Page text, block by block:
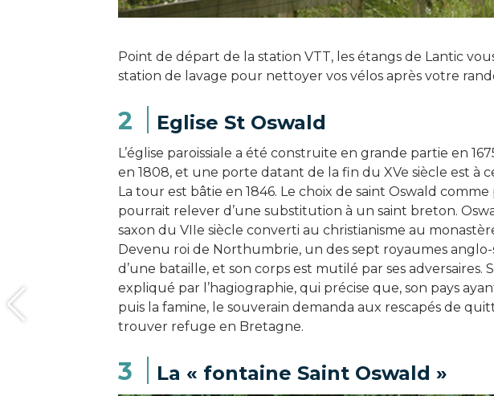
Point de départ de la station VTT, les étangs de Lantic
station de lavage pour nettoyer vos vélos après votre
2 Eglise St Oswald
L’église paroissiale a été construite en grande partie en
en 1808, et une porte datant de la fin du XVe siècle est à
La tour est bâtie en 1846. Le choix de saint Oswald
pourrait relever d’une substitution à un saint breton.
saxon du VIIe siècle converti au christianisme au
Devenu roi de Northumbrie, un des sept royaumes
d’une bataille, et son corps est mutilé par ses
expliqué par l’hagiographie, qui précise que, son pays
puis la famine, le souverain demanda aux rescapés de
trouver refuge en Bretagne.
3 La « fontaine Saint Oswald »